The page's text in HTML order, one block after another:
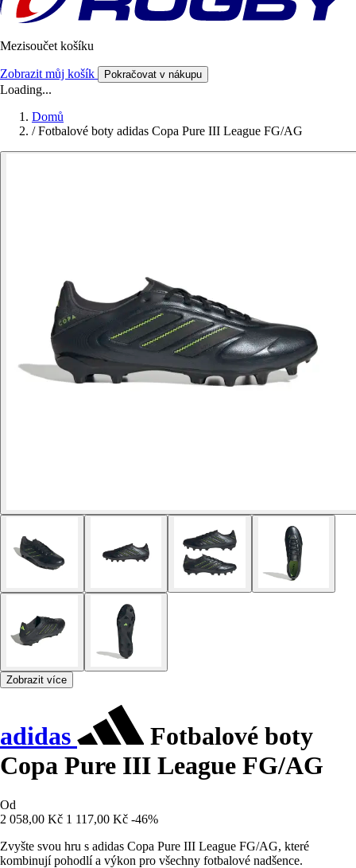
Mezisoučet košíku
Zobrazit můj košík Pokračovat v nákupu
Loading...
Domů
/ Fotbalové boty adidas Copa Pure III League FG/AG
Zobrazit více
adidas
Fotbalové boty
Copa Pure III League FG/AG
Od
2 058,00 Kč 1 117,00 Kč -46%
Zvyšte svou hru s adidas Copa Pure III League FG/AG, které
kombinují pohodlí a výkon pro všechny fotbalové nadšence.